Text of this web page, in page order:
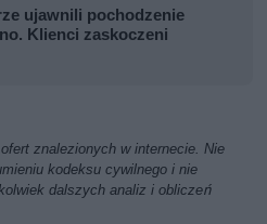
ujawnili pochodzenie
Klienci zaskoczeni
znalezionych w internecie. Nie
kodeksu cywilnego i nie
dalszych analiz i obliczeń